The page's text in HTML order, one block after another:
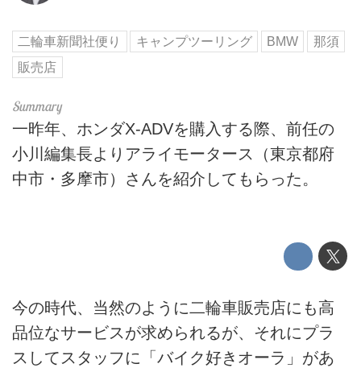
二輪車新聞社便り キャンプツーリング BMW
那須
販売店
一昨年、ホンダX-ADVを購入する際、前任の
小川編集長よりアライモータース（東京都府
中市・多摩市）さんを紹介してもらった。
今の時代、当然のように二輪車販売店にも高
品位なサービスが求められるが、それにプラ
スしてスタッフに「バイク好きオーラ」があ